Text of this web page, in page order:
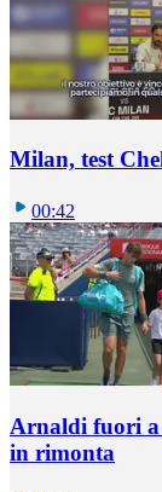
Milan, test
00:42
Arnaldi fuori
in rimonta